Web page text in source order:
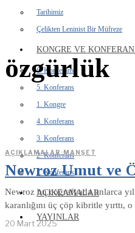
Tarihimiz
Çelikten Leninist Bir Müfreze
KONGRE VE
6. Konferans
5. Konferans
1. Kongre
4. Konferans
3. Konferans
2. Konferans
1. Konferans
AÇIKLAMALAR
YAYINLAR
özgürlük
AÇIKLAMALAR ·MANŞET
Newroz Umut ve
Newroz bu coğrafyada onlarca
karanlığını üç çöp kibritle
20 Mart 2025